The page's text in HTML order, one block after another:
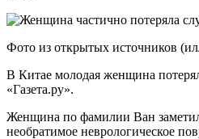
Фото из открытых источников
В Китае молодая женщина
«Газета.ру».
Женщина по фамилии Ван
необратимое неврологическое